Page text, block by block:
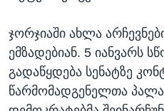
ჯორჯიაში ახლა
ემზადებიან. 5 იანვარს
გადაწყდება სენატზე
წარმომადგენელთა